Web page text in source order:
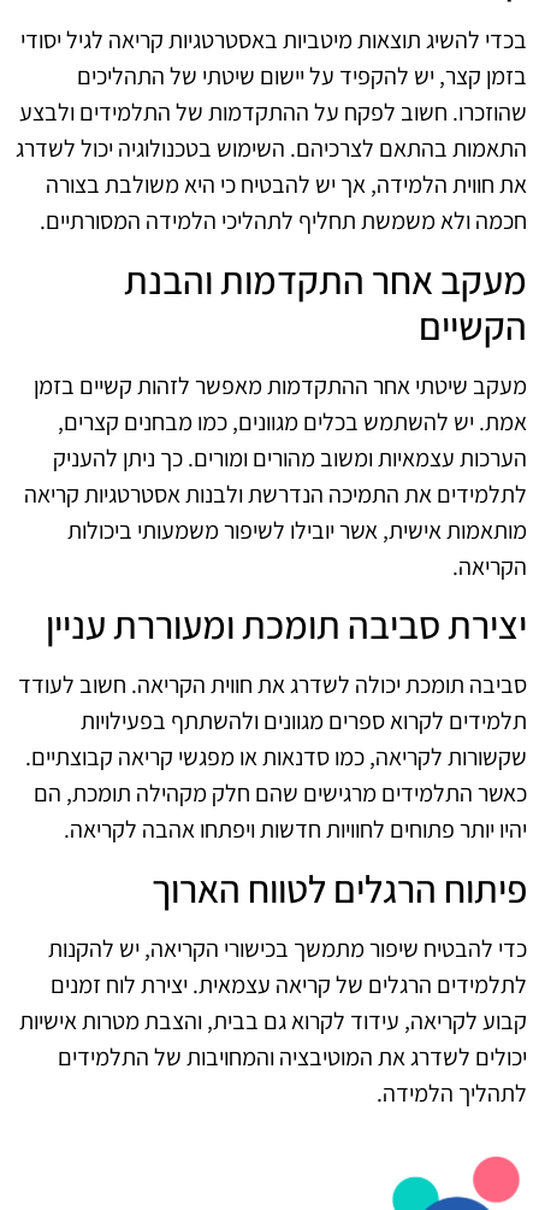
בכדי להשיג תוצאות מיטביות באסטרטגיות קריאה לגיל יסודי
בזמן קצר, יש להקפיד על יישום שיטתי של התהליכים
שהוזכרו. חשוב לפקח על ההתקדמות של התלמידים ולבצע
התאמות בהתאם לצרכיהם. השימוש בטכנולוגיה יכול לשדרג
את חווית הלמידה, אך יש להבטיח כי היא משולבת בצורה
חכמה ולא משמשת תחליף לתהליכי הלמידה המסורתיים.
מעקב אחר התקדמות והבנת
הקשיים
מעקב שיטתי אחר ההתקדמות מאפשר לזהות קשיים בזמן
אמת. יש להשתמש בכלים מגוונים, כמו מבחנים קצרים,
הערכות עצמאיות ומשוב מהורים ומורים. כך ניתן להעניק
לתלמידים את התמיכה הנדרשת ולבנות אסטרטגיות קריאה
מותאמות אישית, אשר יובילו לשיפור משמעותי ביכולות
הקריאה.
יצירת סביבה תומכת ומעוררת עניין
סביבה תומכת יכולה לשדרג את חווית הקריאה. חשוב לעודד
תלמידים לקרוא ספרים מגוונים ולהשתתף בפעילויות
שקשורות לקריאה, כמו סדנאות או מפגשי קריאה קבוצתיים.
כאשר התלמידים מרגישים שהם חלק מקהילה תומכת, הם
יהיו יותר פתוחים לחוויות חדשות ויפתחו אהבה לקריאה.
פיתוח הרגלים לטווח הארוך
כדי להבטיח שיפור מתמשך בכישורי הקריאה, יש להקנות
לתלמידים הרגלים של קריאה עצמאית. יצירת לוח זמנים
קבוע לקריאה, עידוד לקרוא גם בבית, והצבת מטרות אישיות
יכולים לשדרג את המוטיבציה והמחויבות של התלמידים
לתהליך הלמידה.